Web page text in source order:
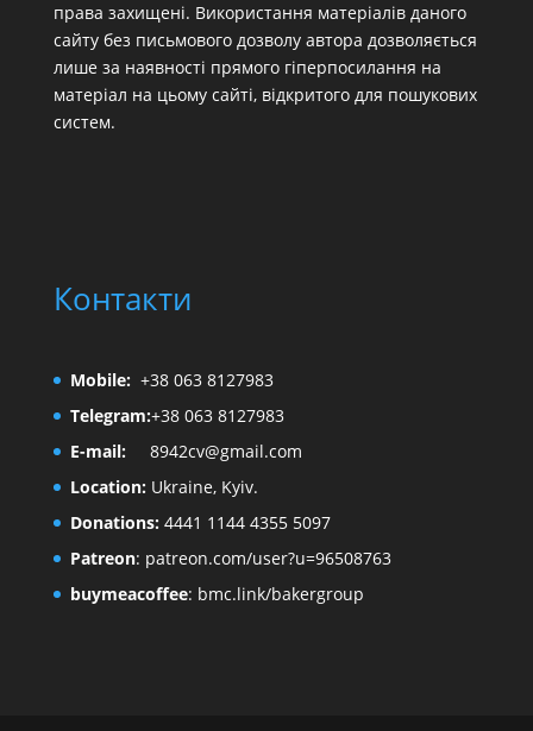
права захищені. Використання матеріалів даного
сайту без письмового дозволу автора дозволяється
лише за наявності прямого гіперпосилання на
матеріал на цьому сайті, відкритого для пошукових
систем.
Контакти
Mobile: +38 063 8127983
Telegram:+38 063 8127983
E-mail:
8942cv@gmail.com
Location:Ukraine, Kyiv.
Donations:4441 1144 4355 5097
Patreon: patreon.com/user?u=96508763
buymeacoffee: bmc.link/bakergroup